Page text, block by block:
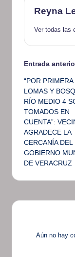
Reyna
Ver todas las
de
Entrada
“POR PRIMERA
LOMAS Y
RÍO MEDIO 4
TOMADOS EN
CUENTA”:
AGRADECE LA
CERCANÍA DEL
GOBIERNO
DE VERACRUZ
Aún no hay